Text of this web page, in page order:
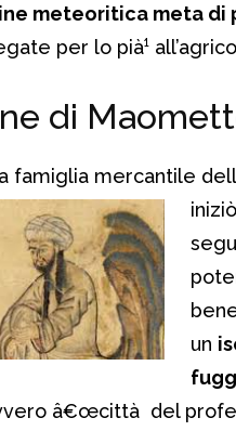
meteoritica meta di
per lo pià¹
di
famiglia mercantile
un
â€œcittà del